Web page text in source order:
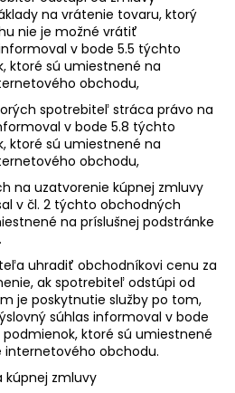
na vrátenie tovaru, ktorý
nie je možné vrátiť
v bode 5.5 týchto
ktoré sú umiestnené na
obchodu,
spotrebiteľ stráca právo na
v bode 5.8 týchto
ktoré sú umiestnené na
obchodu,
na uzatvorenie kúpnej zmluvy
v čl. 2 týchto obchodných
na príslušnej podstránke
uhradiť obchodníkovi cenu za
ak spotrebiteľ odstúpi od
je poskytnutie služby po tom,
súhlas informoval v bode
ktoré sú umiestnené
internetového obchodu.
kúpnej zmluvy